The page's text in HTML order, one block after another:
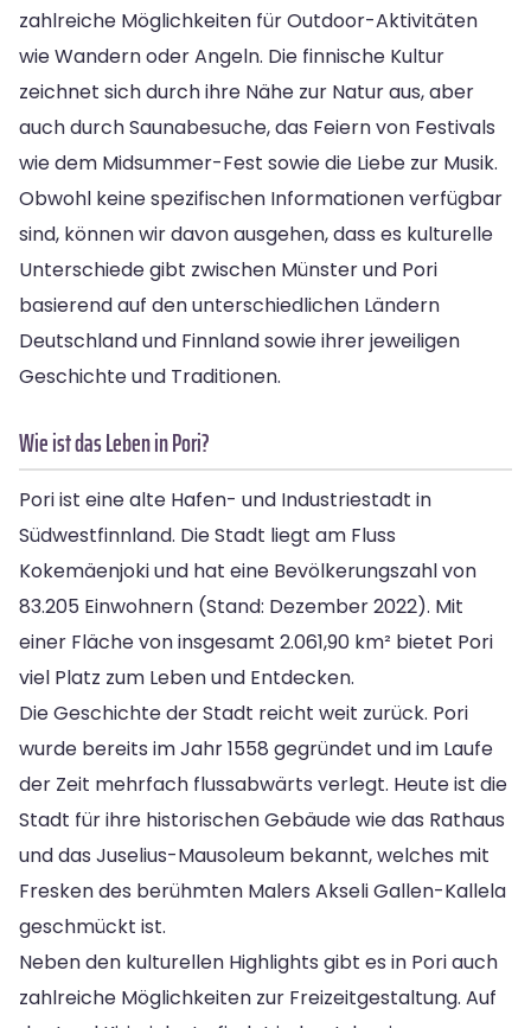
zahlreiche Möglichkeiten für Outdoor-Aktivitäten
wie Wandern oder Angeln. Die finnische Kultur
zeichnet sich durch ihre Nähe zur Natur aus, aber
auch durch Saunabesuche, das Feiern von Festivals
wie dem Midsummer-Fest sowie die Liebe zur Musik.
Obwohl keine spezifischen Informationen verfügbar
sind, können wir davon ausgehen, dass es kulturelle
Unterschiede gibt zwischen Münster und Pori
basierend auf den unterschiedlichen Ländern
Deutschland und Finnland sowie ihrer jeweiligen
Geschichte und Traditionen.
Wie ist das Leben in Pori?
Pori ist eine alte Hafen- und Industriestadt in
Südwestfinnland. Die Stadt liegt am Fluss
Kokemäenjoki und hat eine Bevölkerungszahl von
83.205 Einwohnern (Stand: Dezember 2022). Mit
einer Fläche von insgesamt 2.061,90 km² bietet Pori
viel Platz zum Leben und Entdecken.
Die Geschichte der Stadt reicht weit zurück. Pori
wurde bereits im Jahr 1558 gegründet und im Laufe
der Zeit mehrfach flussabwärts verlegt. Heute ist die
Stadt für ihre historischen Gebäude wie das Rathaus
und das Juselius-Mausoleum bekannt, welches mit
Fresken des berühmten Malers Akseli Gallen-Kallela
geschmückt ist.
Neben den kulturellen Highlights gibt es in Pori auch
zahlreiche Möglichkeiten zur Freizeitgestaltung. Auf